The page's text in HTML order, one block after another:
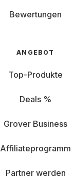
Bewertungen
ANGEBOT
Top-Produkte
Deals %
Grover Business
Affiliateprogramm
Partner werden